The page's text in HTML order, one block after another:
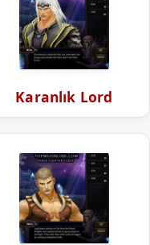
Karanlık Lord